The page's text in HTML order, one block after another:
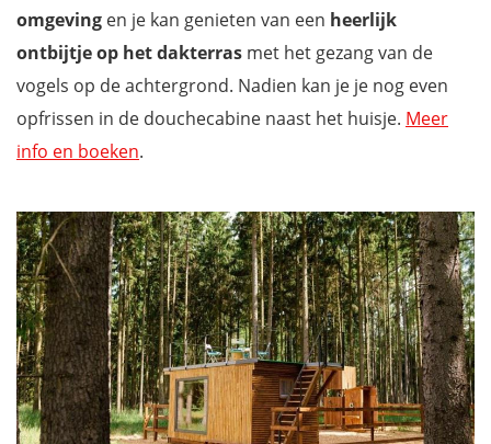
omgeving en je kan genieten van een heerlijk
ontbijtje op het dakterras met het gezang van de
vogels op de achtergrond. Nadien kan je je nog even
opfrissen in de douchecabine naast het huisje. Meer
info en boeken.